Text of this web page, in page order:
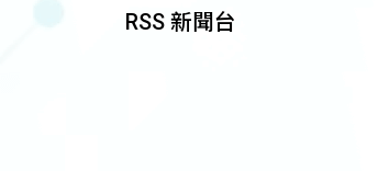
RSS 新聞台